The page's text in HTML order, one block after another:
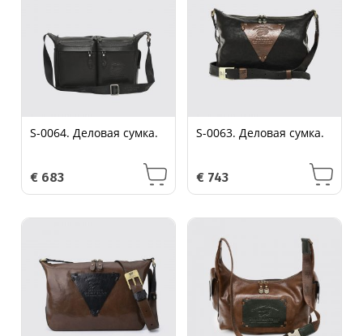
S-0064. Деловая сумка.
€ 683
S-0063. Деловая сумка.
€ 743